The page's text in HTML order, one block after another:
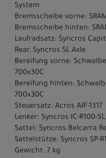
System
Bremsscheibe vorne:
Bremsscheibe hinten:
Laufradsatz: Syncros
Rear, Syncros SL Axle
Bereifung vorne: Schwalbe
700x30C
Bereifung hinten:
700x30C
Steuersatz: Acros AIF-1317
Lenker: Syncros IC-R100-
Sattel: Syncros Belcarra
Sattelstütze: Syncros SP-
Gewicht: 7 kg